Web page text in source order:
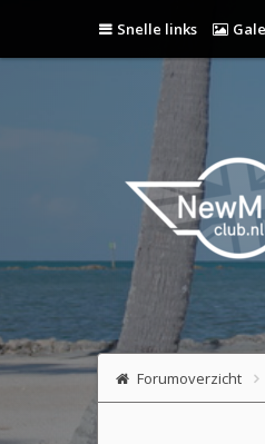
Snelle links
Forumoverzicht